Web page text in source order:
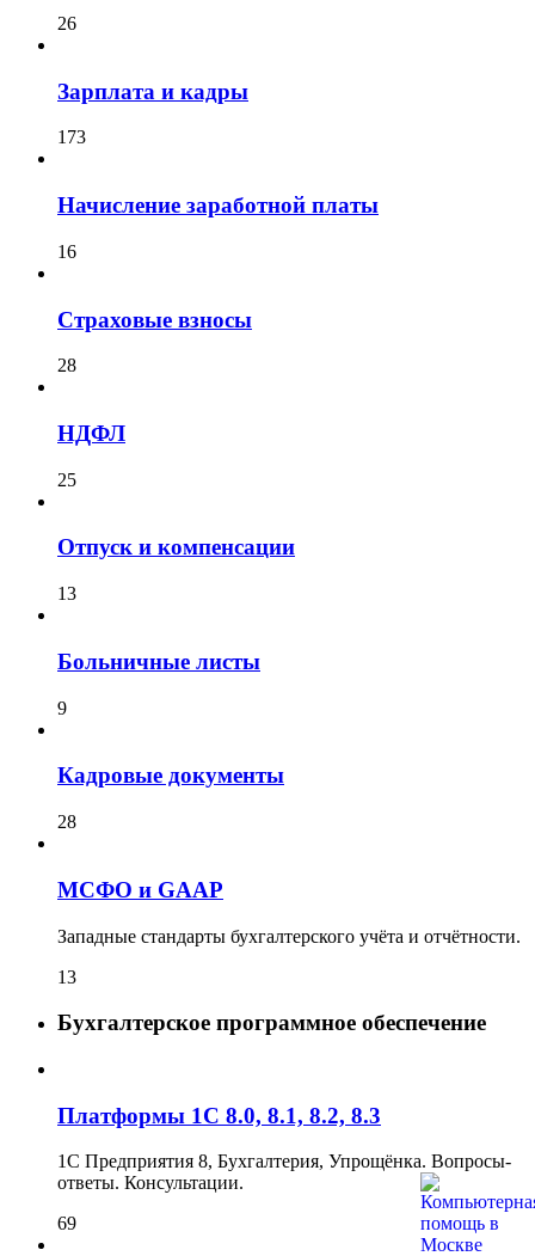
26
Зарплата и кадры
173
Начисление заработной платы
16
Страховые взносы
28
НДФЛ
25
Отпуск и компенсации
13
Больничные листы
9
Кадровые документы
28
МСФО и GAAP
Западные стандарты бухгалтерского учёта и отчётности.
13
Бухгалтерское программное обеспечение
Платформы 1C 8.0, 8.1, 8.2, 8.3
1С Предприятия 8, Бухгалтерия, Упрощёнка. Вопросы-
ответы. Консультации.
69